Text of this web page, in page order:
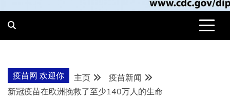
疫苗网 欢迎你 主页
疫苗新闻
新冠疫苗在欧洲挽救了至少140万人的生命